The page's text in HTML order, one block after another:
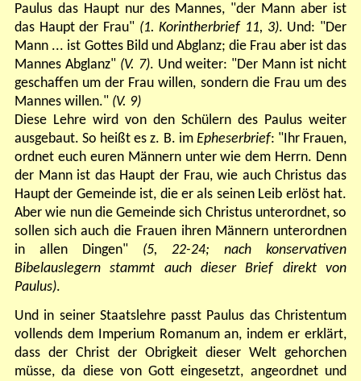
Paulus das Haupt nur des Mannes, "der Mann aber ist
das Haupt der Frau" (1. Korintherbrief 11, 3). Und: "Der
Mann ... ist Gottes Bild und Abglanz; die Frau aber ist das
Mannes Abglanz" (V. 7). Und weiter: "Der Mann ist nicht
geschaffen um der Frau willen, sondern die Frau um des
Mannes willen." (V. 9)
Diese Lehre wird von den Schülern des Paulus weiter
ausgebaut. So heißt es z. B. im Epheserbrief: "Ihr Frauen,
ordnet euch euren Männern unter wie dem Herrn. Denn
der Mann ist das Haupt der Frau, wie auch Christus das
Haupt der Gemeinde ist, die er als seinen Leib erlöst hat.
Aber wie nun die Gemeinde sich Christus unterordnet, so
sollen sich auch die Frauen ihren Männern unterordnen
in allen Dingen" (5, 22-24; nach konservativen
Bibelauslegern stammt auch dieser Brief direkt von
Paulus).
Und in seiner Staatslehre passt Paulus das Christentum
vollends dem Imperium Romanum an, indem er erklärt,
dass der Christ der Obrigkeit dieser Welt gehorchen
müsse, da diese von Gott eingesetzt, angeordnet und